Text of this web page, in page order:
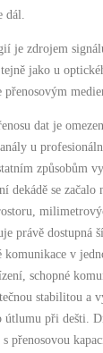
dál.
je zdrojem
jako u
dat je
u
způsobům
dekádě se začalo
právě dostupná
v
schopné
stabilitou a
útlumu při dešti.
přenosovou